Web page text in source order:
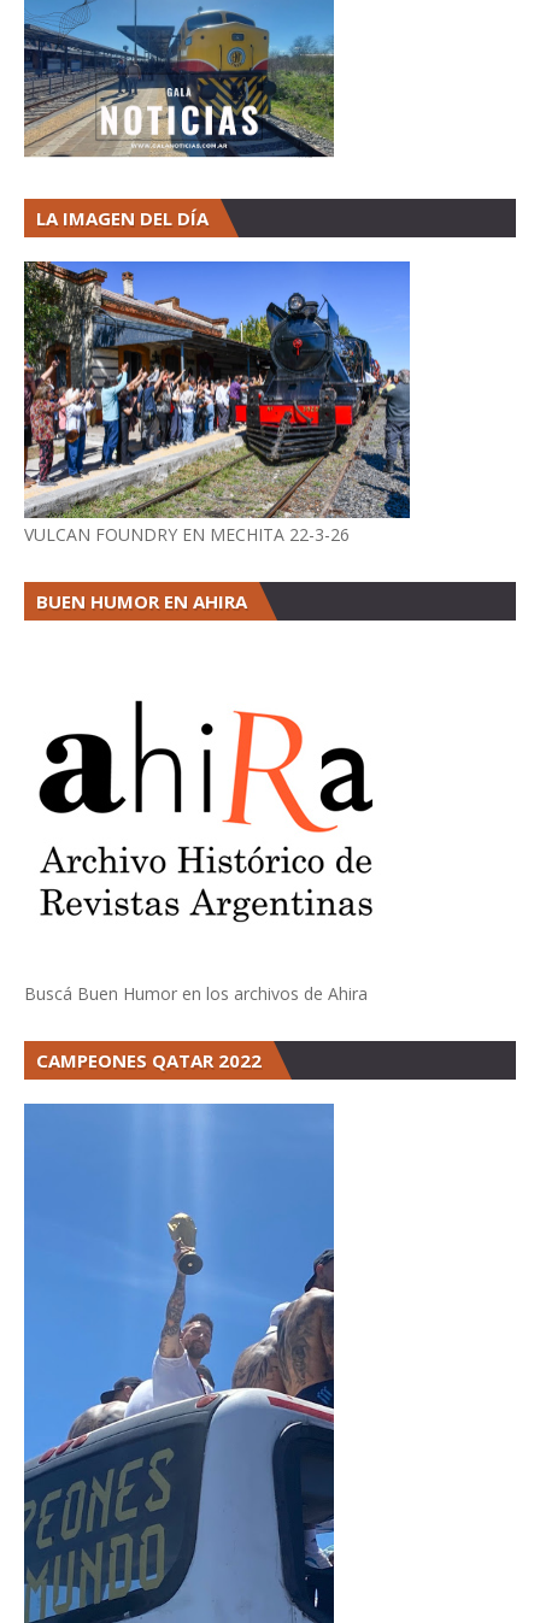
LA IMAGEN DEL DÍA
VULCAN FOUNDRY EN MECHITA 22-3-26
BUEN HUMOR EN AHIRA
Buscá Buen Humor en los archivos de Ahira
CAMPEONES QATAR 2022